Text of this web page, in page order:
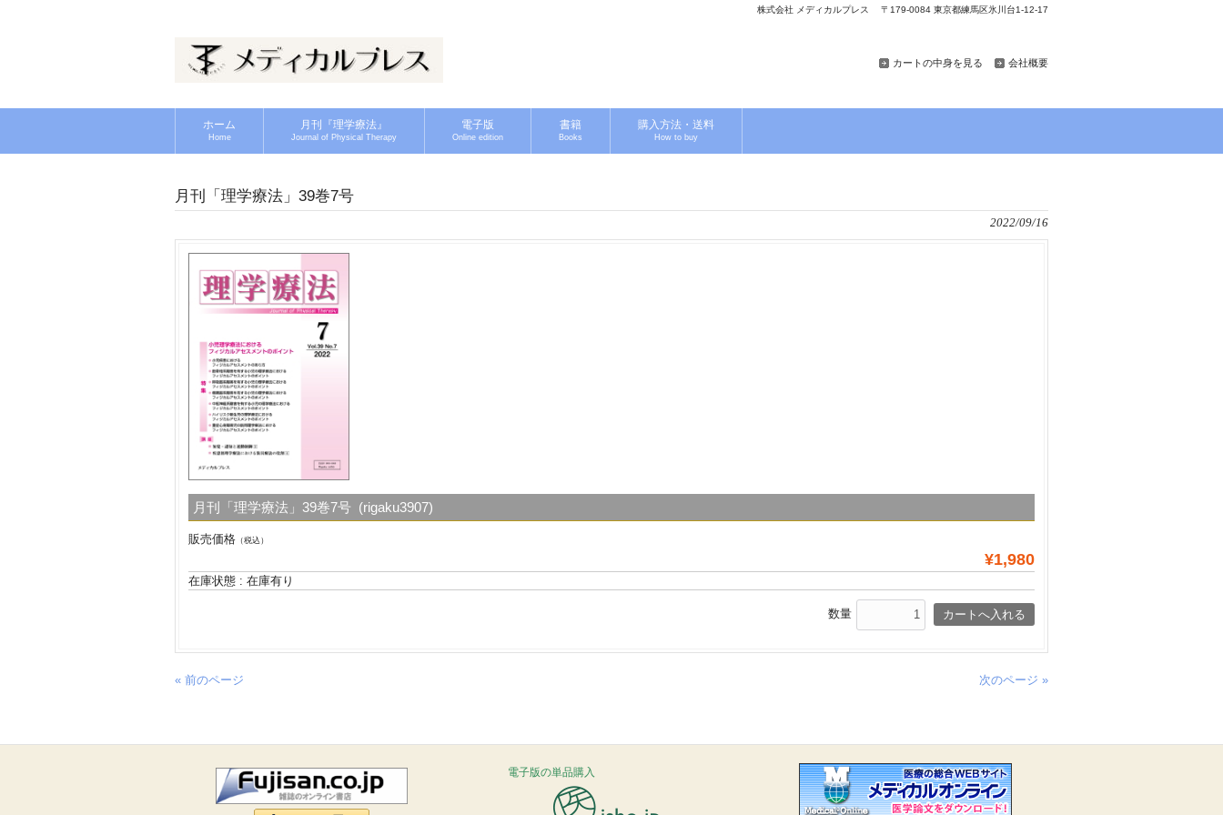
株式会社 メディカルプレス 〒179-0084 東京都練馬区氷川台1-12-17
カートの中身を見る 会社概要
ホーム
Home
月刊『理学療法』
Journal of Physical Therapy
電子版
Online edition
書籍
Books
購入方法・送料
How to buy
月刊「理学療法」39巻7号
2022/09/16
月刊「理学療法」39巻7号 (rigaku3907)
販売価格 （税込）
¥1,980
在庫状態 : 在庫有り
数量
« 前のページ 次のページ »
電子版の単品購入